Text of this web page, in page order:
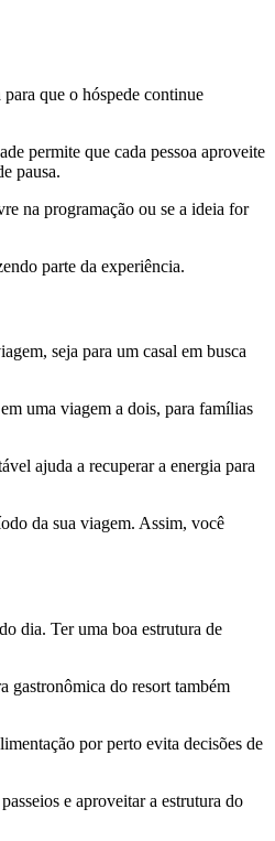
que o hóspede continue
permite que cada pessoa aproveite
pausa.
na programação ou se a ideia for
parte da experiência.
seja para um casal em busca
uma viagem a dois, para famílias
ajuda a recuperar a energia para
da sua viagem. Assim, você
dia. Ter uma boa estrutura de
gastronômica do resort também
por perto evita decisões de
e aproveitar a estrutura do